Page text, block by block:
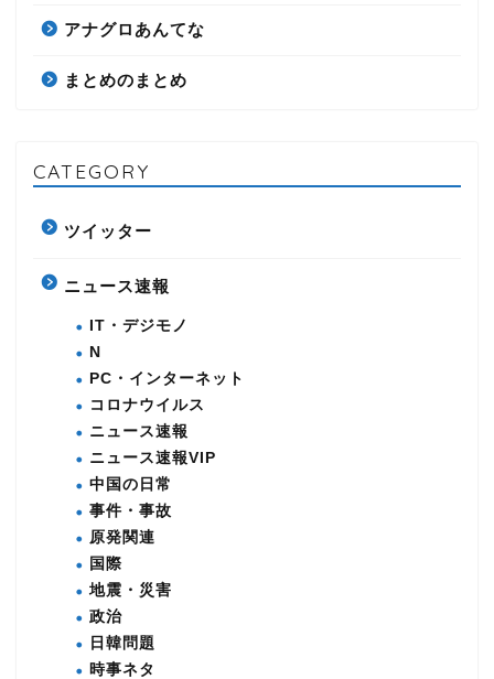
アナグロあんてな
まとめのまとめ
CATEGORY
ツイッター
ニュース速報
IT・デジモノ
N
PC・インターネット
コロナウイルス
ニュース速報
ニュース速報VIP
中国の日常
事件・事故
原発関連
国際
地震・災害
政治
日韓問題
時事ネタ